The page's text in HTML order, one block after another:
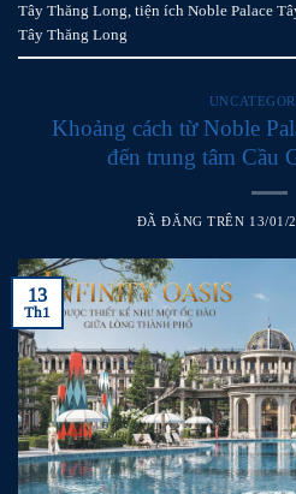
Tây Thăng Long, tiện ích Noble Palace
Tây Thăng Long
Khoảng cách từ Noble
đến trung tâm Cầu
ĐÃ ĐĂNG TRÊN 13/01/
13
Th1